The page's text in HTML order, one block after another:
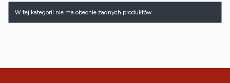
Lista produktów
W tej kategorii nie ma obecnie żadnych produktów